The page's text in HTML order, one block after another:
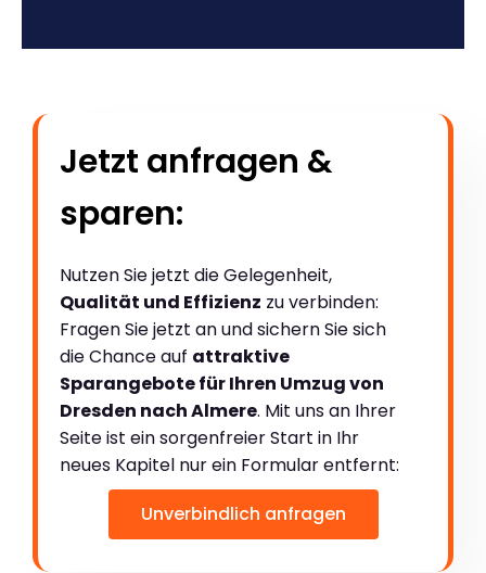
Jetzt anfragen &
sparen:
Nutzen Sie jetzt die Gelegenheit,
Qualität und Effizienz zu verbinden:
Fragen Sie jetzt an und sichern Sie sich
die Chance auf attraktive
Sparangebote für Ihren Umzug von
Dresden nach Almere. Mit uns an Ihrer
Seite ist ein sorgenfreier Start in Ihr
neues Kapitel nur ein Formular entfernt:
Unverbindlich anfragen